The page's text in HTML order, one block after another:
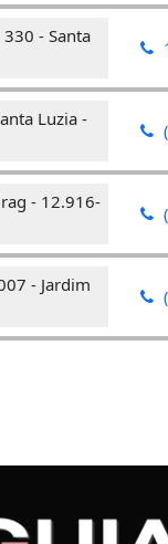
- Santa
Luzia -
- 12.916-
- Jardim